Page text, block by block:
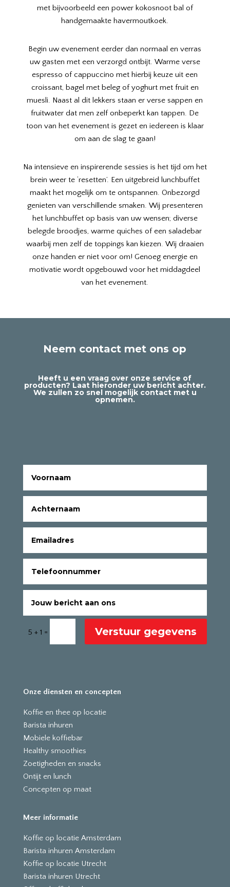
met bijvoorbeeld een power kokosnoot bal of
handgemaakte havermoutkoek.
Begin uw evenement eerder dan normaal en verras
uw gasten met een verzorgd ontbijt. Warme verse
espresso of cappuccino met hierbij keuze uit een
croissant, bagel met beleg of yoghurt met fruit en
muesli. Naast al dit lekkers staan er verse sappen en
fruitwater dat men zelf onbeperkt kan tappen. De
toon van het evenement is gezet en iedereen is klaar
om aan de slag te gaan!
Na intensieve en inspirerende sessies is het tijd om het
brein weer te ‘resetten’. Een uitgebreid lunchbuffet
maakt het mogelijk om te ontspannen. Onbezorgd
genieten van verschillende smaken. Wij presenteren
het lunchbuffet op basis van uw wensen; diverse
belegde broodjes, warme quiches of een saladebar
waarbij men zelf de toppings kan kiezen. Wij draaien
onze handen er niet voor om! Genoeg energie en
motivatie wordt opgebouwd voor het middagdeel
van het evenement.
Neem contact met ons op
Heeft u een vraag over onze service of
producten? Laat hieronder uw bericht achter.
We zullen zo snel mogelijk contact met u
opnemen.
5 + 1 = Verstuur gegevens
Onze diensten en concepten
Koffie en thee op locatie
Barista inhuren
Mobiele koffiebar
Healthy smoothies
Zoetigheden en snacks
Ontijt en lunch
Concepten op maat
Meer informatie
Koffie op locatie Amsterdam
Barista inhuren Amsterdam
Koffie op locatie Utrecht
Barista inhuren Utrecht